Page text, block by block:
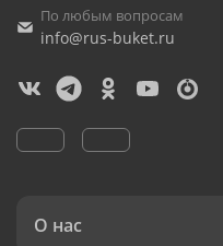
По любым вопросам
info@rus-buket.ru
О нас